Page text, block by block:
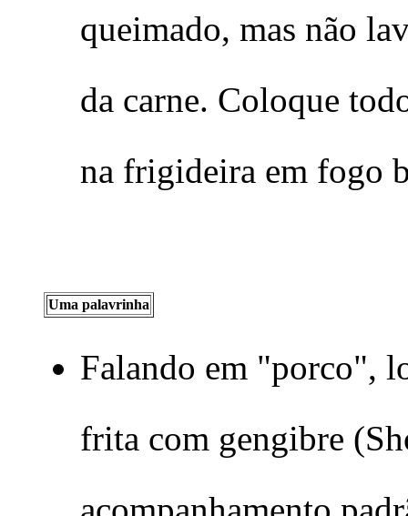
queimado, mas não
da carne. Coloque
na frigideira em fogo
Uma palavrinha
Falando em "porco",
frita com gengibre